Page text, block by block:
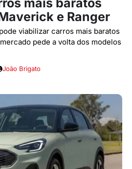
mais baratos
e Ranger
viabilizar carros mais baratos
pede a volta dos modelos
João Brigato